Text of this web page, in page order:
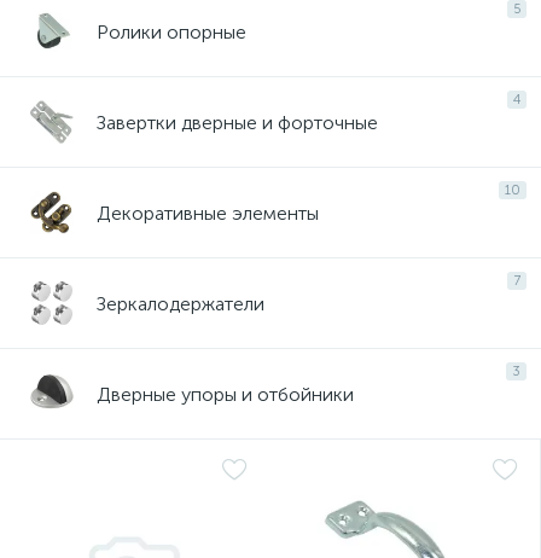
5
Ролики опорные
4
Завертки дверные и форточные
10
Декоративные элементы
7
Зеркалодержатели
3
Дверные упоры и отбойники